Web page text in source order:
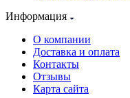
Информация
О компании
Доставка и оплата
Контакты
Отзывы
Карта сайта